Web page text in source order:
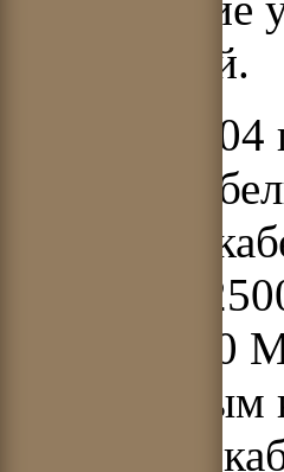
территорий.
В
мощная
применен
сечением
линии 1600
приемлемым
прокладка